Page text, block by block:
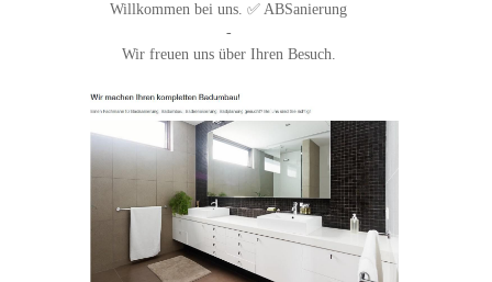
Willkommen bei uns. ✅ ABSanierung
-
Wir freuen uns über Ihren Besuch.